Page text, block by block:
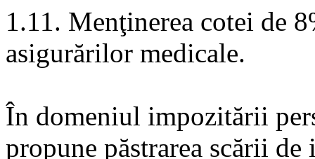
1.11. Menţinerea cotei de
asigurărilor medicale.
În domeniul impozitării
propune păstrarea scării